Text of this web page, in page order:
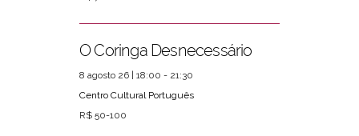
O Coringa Desnecessário
8 agosto 26 | 18:00 - 21:30
Centro Cultural Português
R$ 50-100